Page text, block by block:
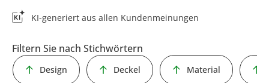
KI-generiert aus allen Kundenmeinungen
Filtern Sie nach Stichwörtern
Design Deckel Material